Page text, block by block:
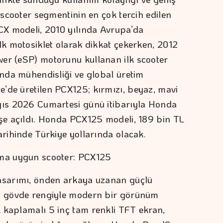
segmentinin en çok tercih edilen
modeli, 2010 yılında Avrupa’da
motosiklet olarak dikkat çekerken, 2012
(eSP) motorunu kullanan ilk scooter
mühendisliği ve global üretim
üretilen PCX125; kırmızı, beyaz, mavi
2026 Cumartesi günü itibarıyla Honda
Honda PCX125 modeli, 189 bin TL
Türkiye yollarında olacak.
uygun scooter: PCX125
önden arkaya uzanan güçlü
rengiyle modern bir görünüm
5 inç tam renkli TFT ekran,